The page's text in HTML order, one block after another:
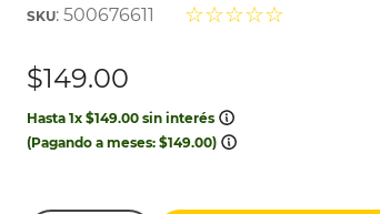
:500676611 ☆☆☆☆☆
$149.00
Hasta1x$149.00 sin interés
(Pagando a meses:$149.00)